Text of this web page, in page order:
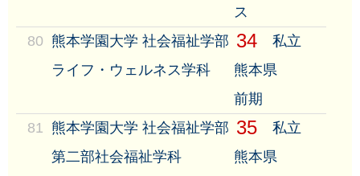
ス
80 熊本学園大学 社会福祉学部
ライフ・ウェルネス学科
34
私立
熊本県
前期
81
熊本学園大学 社会福祉学部
第二部社会福祉学科
35
私立
熊本県